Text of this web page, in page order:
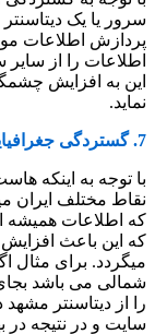
سرور یا یک
پردازش اطلاعات
اطلاعات را از سایر
این به افزایش
نماید.
7. گستردگی جغرافیایی و ارائه نزدیکترین مرکز داده به شما
با توجه به اینکه
نقاط مختلف ایران
که اطلاعات همیشه
که این باعث
میگردد. برای مثال
شمالی می باشد
را از دیتاسنتر
سایت و در نتیجه در